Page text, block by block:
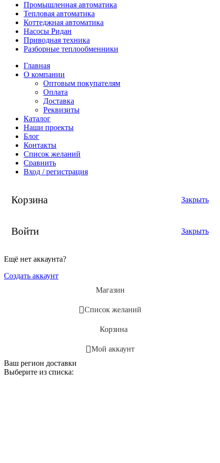
Промышленная автоматика
Тепловая автоматика
Коттеджная автоматика
Насосы Ридан
Приводная техника
Разборные теплообменники
Главная
О компании
Оптовым покупателям
Оплата
Доставка
Реквизиты
Каталог
Наши проекты
Блог
Контакты
Список желаний
Сравнить
Вход / регистрация
Корзина Закрыть
Войти Закрыть
Ещё нет аккаунта?
Создать аккаунт
Магазин
Список желаний
Корзина
Мой аккаунт
Ваш регион доставки
Выберите из списка: